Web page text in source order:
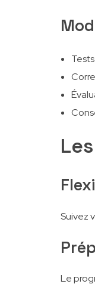
Suivez
Le